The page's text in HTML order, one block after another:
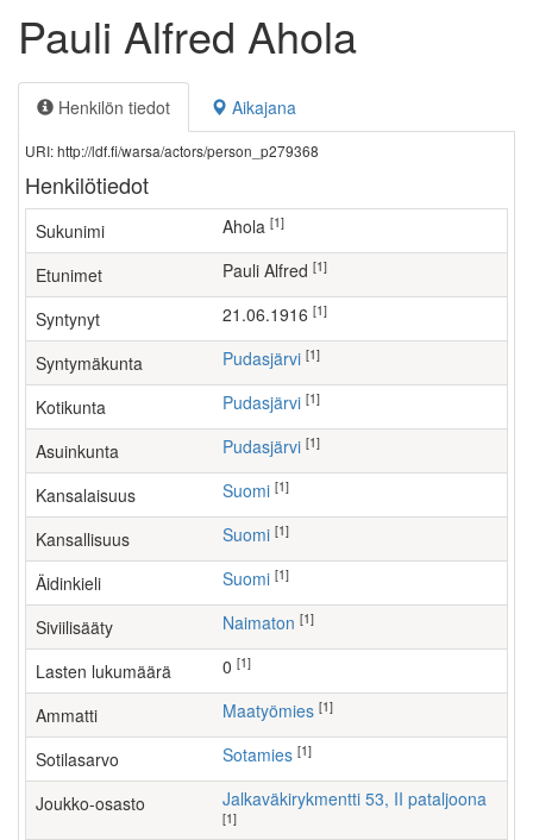
Pauli Alfred Ahola
Henkilön tiedot Aikajana
URI: http://ldf.fi/warsa/actors/person_p279368
Henkilötiedot
Sukunimi Ahola [1]
Etunimet Pauli Alfred [1]
Syntynyt 21.06.1916 [1]
Syntymäkunta Pudasjärvi [1]
Kotikunta Pudasjärvi [1]
Asuinkunta Pudasjärvi [1]
Kansalaisuus Suomi [1]
Kansallisuus Suomi [1]
Äidinkieli Suomi [1]
Siviilisääty Naimaton [1]
Lasten lukumäärä [1]
Ammatti maatyömies [1]
Sotilasarvo Sotamies [1]
Joukko-osasto Jalkaväkirykmentti 53, II pataljoona
[1]